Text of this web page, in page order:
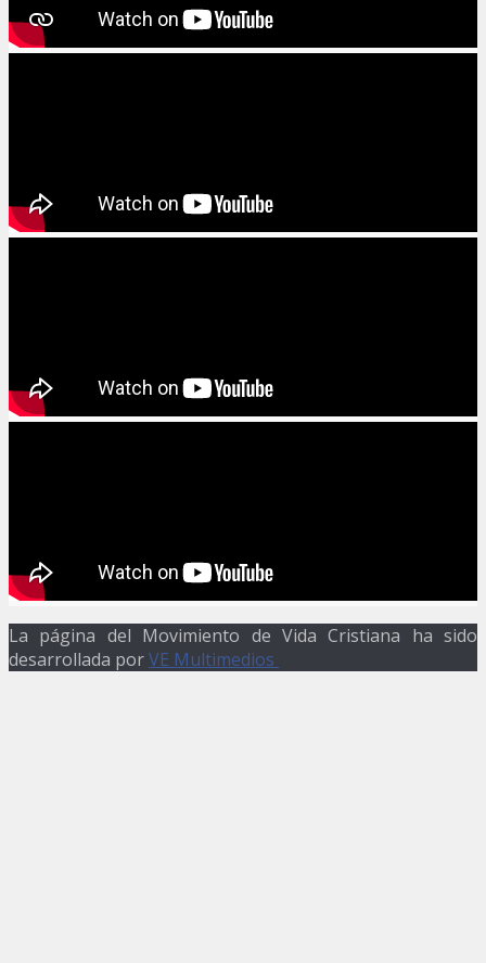
La página del Movimiento de Vida Cristiana ha sido
desarrollada porVE Multimedios